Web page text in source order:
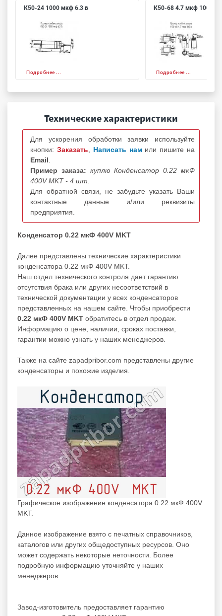
К50-24 1000 мкф 6.3 в
Подробнее ...
К50-68 4.7 мкф 100 в
Подробнее ...
Технические характеристики
Для ускорения обработки заявки используйте
кнопки: Заказать Написать нам или пишите на
Email
Пример заказа: куплю Конденсатор 0.22 мкФ
400V MKT - 4 шт.
Для обратной связи, не забудьте указать Ваши
контактные данные и/или реквизиты
предприятия.
Конденсатор 0.22 мкФ 400V MKT
Далее представлены технические характеристики
конденсатора 0.22 мкФ 400V MKT.
Наш отдел технического контроля дает гарантию
отсутствия брака или других несоответствий в
технической документации у всех конденсаторов
представленных на нашем сайте. Чтобы приобрести
0.22 мкФ 400V MKT обратитесь в отдел продаж.
Информацию о цене, наличии, сроках поставки,
гарантии можно узнать у наших менеджеров.
Также на сайте zapadpribor.com представлены другие
конденсаторы и похожие изделия.
Графическое изображение конденсатора 0.22 мкФ 400V
MKT.
Данное изображение взято с печатных справочников,
каталогов или других общедоступных ресурсов. Оно
может содержать некоторые неточности. Более
подробную информацию уточняйте у наших
менеджеров.
Завод-изготовитель предоставляет гарантию